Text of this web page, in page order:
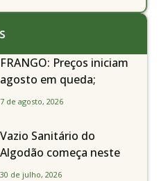
FRANGO: Preços iniciam
agosto em queda;
exportações avançam
7 de agosto, 2026
Vazio Sanitário do
Algodão começa neste
sábado, dia 1º de agosto,
30 de julho, 2026